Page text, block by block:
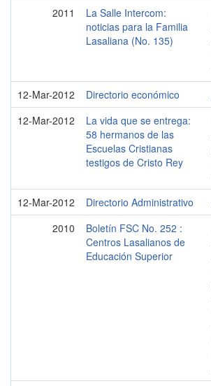
2011
La Salle Intercom:
noticias para la Familia
Lasaliana (No. 135)
12-Mar-2012
Directorio económico
12-Mar-2012
La vida que se entrega:
58 hermanos de las
Escuelas Cristianas
testigos de Cristo Rey
12-Mar-2012
Directorio Administrativo
2010
Boletín FSC No. 252 :
Centros Lasalianos de
Educación Superior